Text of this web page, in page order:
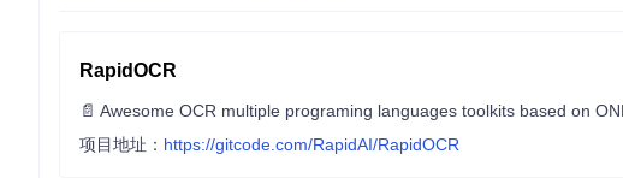
RapidOCR
📄 Awesome OCR multiple programing languages toolkits based on
项目地址： https://gitcode.com/RapidAI/RapidOCR